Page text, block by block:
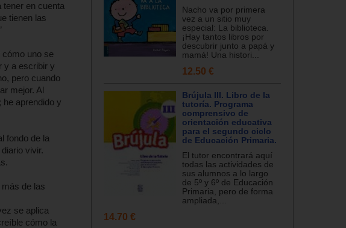
en cuenta
tienen las
cómo uno se
y a escribir y
pero cuando
mejor. Al
aprendido y
fondo de la
vivir.
de las
se aplica
cómo la
Nacho va por primera
vez a un sitio muy
especial: La biblioteca.
¡Hay tantos libros por
descubrir junto a papá y
mamá! Una histori...
12.50 €
Brújula III. Libro de la
tutoría. Programa
comprensivo de
orientación educativa
para el segundo ciclo
de Educación Primaria.
El tutor encontrará aquí
todas las actividades de
sus alumnos a lo largo
de 5º y 6º de Educación
Primaria, pero de forma
ampliada,...
14.70 €